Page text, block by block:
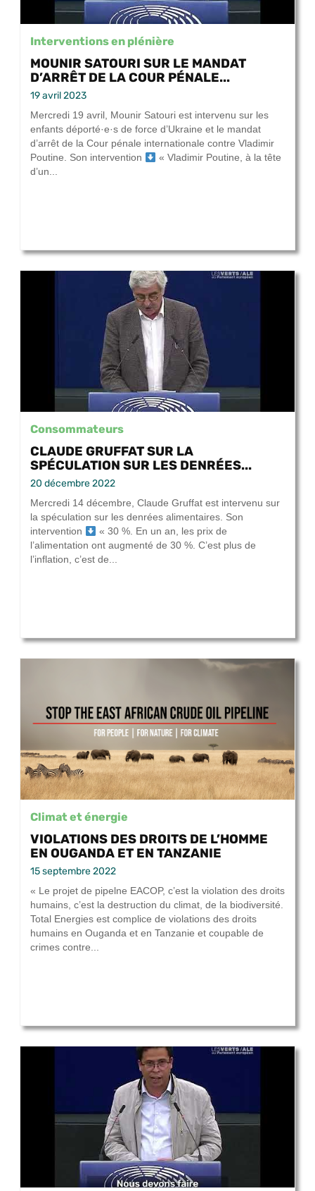
Interventions en plénière
MOUNIR SATOURI SUR LE MANDAT
D’ARRÊT DE LA COUR PÉNALE...
19 avril 2023
Mercredi 19 avril, Mounir Satouri est intervenu sur les
enfants déporté·e·s de force d’Ukraine et le mandat
d’arrêt de la Cour pénale internationale contre Vladimir
Poutine. Son intervention
« Vladimir Poutine, à la tête
d’un...
Consommateurs
CLAUDE GRUFFAT SUR LA
SPÉCULATION SUR LES DENRÉES...
20 décembre 2022
Mercredi 14 décembre, Claude Gruffat est intervenu sur
la spéculation sur les denrées alimentaires. Son
intervention
« 30 %. En un an, les prix de
l’alimentation ont augmenté de 30 %. C’est plus de
l’inflation, c’est de...
Climat et énergie
VIOLATIONS DES DROITS DE L’HOMME
EN OUGANDA ET EN TANZANIE
15 septembre 2022
« Le projet de pipelne EACOP, c’est la violation des droits
humains, c’est la destruction du climat, de la biodiversité.
Total Energies est complice de violations des droits
humains en Ouganda et en Tanzanie et coupable de
crimes contre...